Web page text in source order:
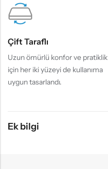
Çift Taraflı
Uzun ömürlü konfor ve pratiklik
için her iki yüzeyi de kullanıma
uygun tasarlandı.
Ek bilgi